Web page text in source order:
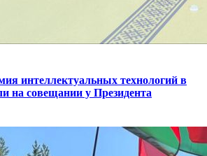
интеллектуальных технологий в
на совещании у Президента